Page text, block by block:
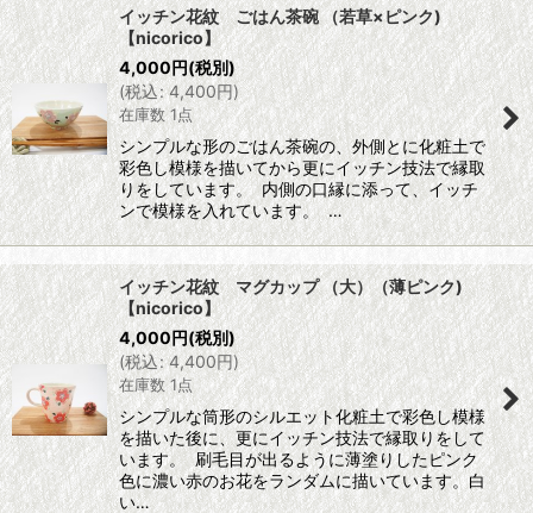
イッチン花紋 ごはん茶碗 （若草×ピンク)
【nicorico】
4,000円(税別)
(税込: 4,400円)
在庫数 1点
シンプルな形のごはん茶碗の、外側とに化粧土で
彩色し模様を描いてから更にイッチン技法で縁取
りをしています。 内側の口縁に添って、イッチ
ンで模様を入れています。 …
イッチン花紋 マグカップ （大）（薄ピンク)
【nicorico】
4,000円(税別)
(税込: 4,400円)
在庫数 1点
シンプルな筒形のシルエット化粧土で彩色し模様
を描いた後に、更にイッチン技法で縁取りをして
います。 刷毛目が出るように薄塗りしたピンク
色に濃い赤のお花をランダムに描いています。白
い…